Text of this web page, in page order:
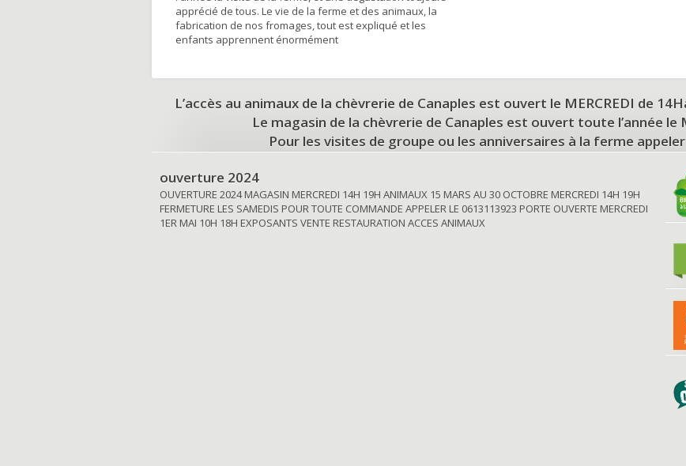
apprécié de tous. Le vie de la ferme et des animaux, la
fabrication de nos fromages, tout est expliqué et les
enfants apprennent énormément
L’accès au animaux de la chèvrerie de Canaples est ouvert le MERCREDI de
Le magasin de la chèvrerie de Canaples est ouvert toute l’année le
Pour les visites de groupe ou les anniversaires à la ferme
ouverture 2024
OUVERTURE 2024 MAGASIN MERCREDI 14H 19H ANIMAUX 15 MARS AU 30 OCTOBRE MERCREDI 14H 19H
FERMETURE LES SAMEDIS POUR TOUTE COMMANDE APPELER LE 0613113923 PORTE OUVERTE MERCREDI
1ER MAI 10H 18H EXPOSANTS VENTE RESTAURATION ACCES ANIMAUX